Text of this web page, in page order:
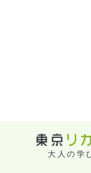
大人の学